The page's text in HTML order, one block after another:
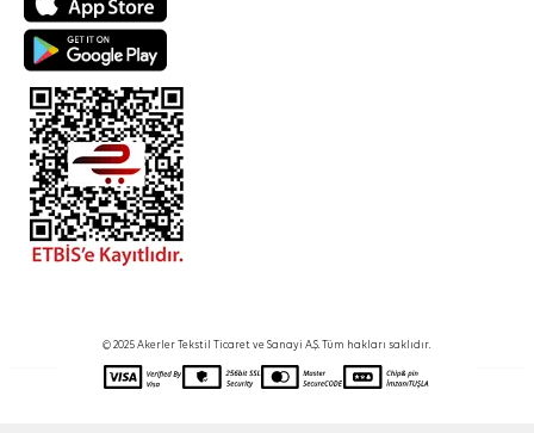
© 2025 Akerler Tekstil Ticaret ve Sanayi A.Ş. Tüm hakları saklıdır.